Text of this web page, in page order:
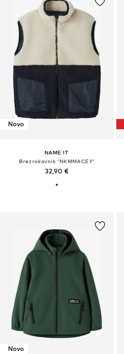
Novo
NAME IT
Brezrokavnik 'NKMMACEY'
32,90 €
Novo